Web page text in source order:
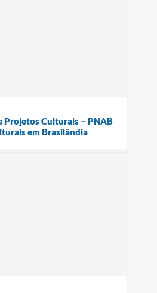
Projetos Culturais – PNAB
em Brasilândia